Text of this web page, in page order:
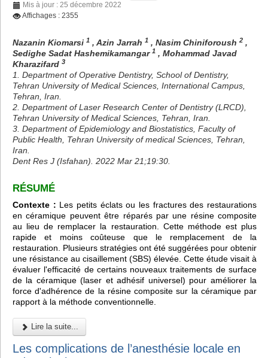
Mis à jour : 25 décembre 2022
Affichages : 2355
Nazanin Kiomarsi 1 , Azin Jarrah 1 , Nasim Chiniforoush 2 ,
Sedighe Sadat Hashemikamangar 1 , Mohammad Javad
Kharazifard 3
1. Department of Operative Dentistry, School of Dentistry,
Tehran University of Medical Sciences, International Campus,
Tehran, Iran.
2. Department of Laser Research Center of Dentistry (LRCD),
Tehran University of Medical Sciences, Tehran, Iran.
3. Department of Epidemiology and Biostatistics, Faculty of
Public Health, Tehran University of medical Sciences, Tehran,
Iran.
Dent Res J (Isfahan). 2022 Mar 21;19:30.
RÉSUMÉ
Contexte : Les petits éclats ou les fractures des restaurations
en céramique peuvent être réparés par une résine composite
au lieu de remplacer la restauration. Cette méthode est plus
rapide et moins coûteuse que le remplacement de la
restauration. Plusieurs stratégies ont été suggérées pour obtenir
une résistance au cisaillement (SBS) élevée. Cette étude visait à
évaluer l'efficacité de certains nouveaux traitements de surface
de la céramique (laser et adhésif universel) pour améliorer la
force d'adhérence de la résine composite sur la céramique par
rapport à la méthode conventionnelle.
Lire la suite...
Les complications de l’anesthésie locale en